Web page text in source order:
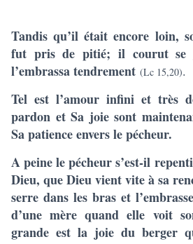
Tandis qu’il était encore loin,
fut pris de pitié; il courut se
l’embrassa tendrement (Lc 15,20).
Tel est l’amour infini et très
pardon et Sa joie sont
Sa patience envers le pécheur.
A peine le pécheur s’est-il
Dieu, que Dieu vient vite à sa
serre dans les bras et
d’une mère quand elle voit
grande est la joie du berger